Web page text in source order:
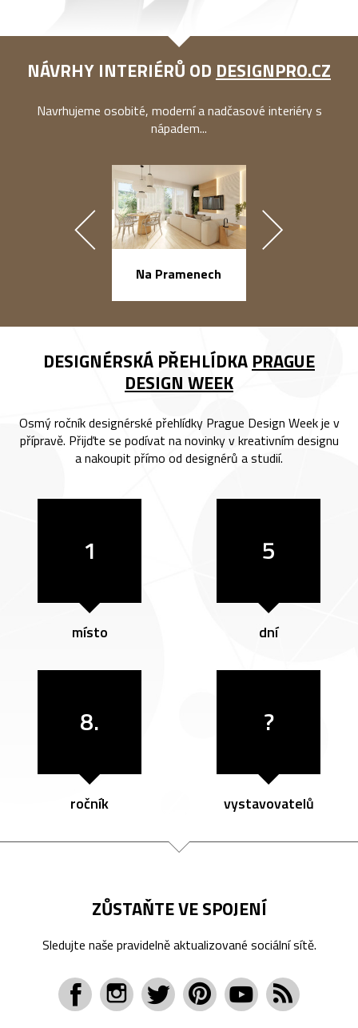
NÁVRHY INTERIÉRŮ OD DESIGNPRO.CZ
Navrhujeme osobité, moderní a nadčasové interiéry s
nápadem...
Na Pramenech
DESIGNÉRSKÁ PŘEHLÍDKA PRAGUE
DESIGN WEEK
Osmý ročník designérské přehlídky Prague Design Week je v
přípravě. Přijďte se podívat na novinky v kreativním designu
a nakoupit přímo od designérů a studií.
1
místo
5
dní
8.
ročník
?
vystavovatelů
ZŮSTAŇTE VE SPOJENÍ
Sledujte naše pravidelně aktualizované sociální sítě.